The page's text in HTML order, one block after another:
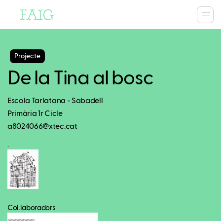
Projecte
De la Tina al bosc
Escola Tarlatana - Sabadell
Primària 1r Cicle
a8024066@xtec.cat
.
Col.laboradors